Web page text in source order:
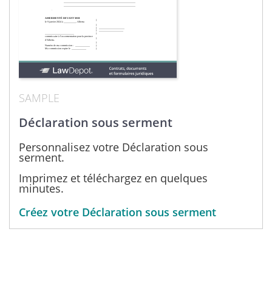
SAMPLE
Déclaration sous serment
Personnalisez votre Déclaration sous
serment.
Imprimez et téléchargez en quelques
minutes.
Créez votre Déclaration sous serment